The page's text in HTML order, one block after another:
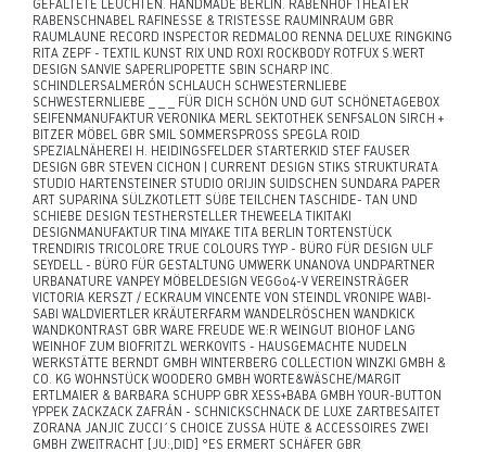
GEFALTETE LEUCHTEN. HANDMADE BERLIN. RABENHOF THEATER
RABENSCHNABEL RAFINESSE & TRISTESSE RAUMINRAUM GBR
RAUMLAUNE RECORD INSPECTOR REDMALOO RENNA DELUXE RINGKING
RITA ZEPF - TEXTIL KUNST RIX UND ROXI ROCKBODY ROTFUX S.WERT
DESIGN SANVIE SAPERLIPOPETTE SBIN SCHARP INC.
SCHINDLERSALMERÓN SCHLAUCH SCHWESTERNLIEBE
SCHWESTERNLIEBE _ _ _ FÜR DICH SCHÖN UND GUT SCHÖNETAGEBOX
SEIFENMANUFAKTUR VERONIKA MERL SEKTOTHEK SENFSALON SIRCH +
BITZER MÖBEL GBR SMIL SOMMERSPROSS SPEGLA ROID
SPEZIALNÄHEREI H. HEIDINGSFELDER STARTERKID STEF FAUSER
DESIGN GBR STEVEN CICHON | CURRENT DESIGN STIKS STRUKTURATA
STUDIO HARTENSTEINER STUDIO ORIJIN SUIDSCHEN SUNDARA PAPER
ART SUPARINA SÜLZKOTLETT SÜßE TEILCHEN TASCHIDE- TAN UND
SCHIEBE DESIGN TESTHERSTELLER THEWEELA TIKITAKI
DESIGNMANUFAKTUR TINA MIYAKE TITA BERLIN TORTENSTÜCK
TRENDIRIS TRICOLORE TRUE COLOURS TYYP - BÜRO FÜR DESIGN ULF
SEYDELL - BÜRO FÜR GESTALTUNG UMWERK UNANOVA UNDPARTNER
URBANATURE VANPEY MÖBELDESIGN VEGG04-V VEREINSTRÄGER
VICTORIA KERSZT / ECKRAUM VINCENTE VON STEINDL VRONIPE WABI-
SABI WALDVIERTLER KRÄUTERFARM WANDELRÖSCHEN WANDKICK
WANDKONTRAST GBR WARE FREUDE WE:R WEINGUT BIOHOF LANG
WEINHOF ZUM BIOFRITZL WERKOVITS - HAUSGEMACHTE NUDELN
WERKSTÄTTE BERNDT GMBH WINTERBERG COLLECTION WINZKI GMBH &
CO. KG WOHNSTÜCK WOODERO GMBH WORTE&WÄSCHE/MARGIT
ERTLMAIER & BARBARA SCHUPP GBR XESS+BABA GMBH YOUR-BUTTON
YPPEK ZACKZACK ZAFRÁN - SCHNICKSCHNACK DE LUXE ZARTBESAITET
ZORANA JANJIC ZUCCI´S CHOICE ZUSSA HÜTE & ACCESSOIRES ZWEI
GMBH ZWEITRACHT [JU:,DID] °ES ERMERT SCHÄFER GBR